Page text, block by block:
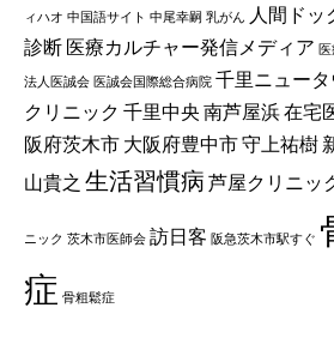
ィハオ 中国語サイト 中尾幸嗣 乳がん 人間ドッ
診断医療カルチャー発信メディア 医
法人医誠会 医誠会国際総合病院 千里ニュー
クリニック 千里中央南芦屋浜在宅
阪府茨木市大阪府豊中市守上祐樹
山貴之 生活習慣病芦屋クリニッ
ニック 茨木市医師会 訪日客 阪急茨木市駅すぐ
症 骨粗鬆症